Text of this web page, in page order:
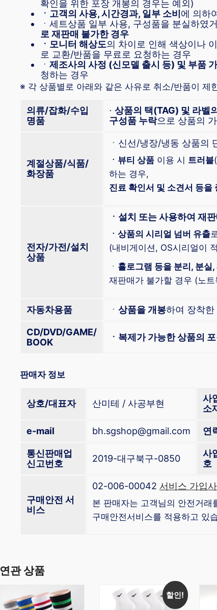
확인을 위한 포장 개봉의 경우는 예외)
ㆍ고객의 사용, 시간경과, 일부 소비에 의하
ㆍ세트상품 일부 사용, 구성품을 분실하였
로 재판매 불가한 경우
ㆍ모니터 해상도의 차이로 인해 색상이나
로 교환/반품을 무료로 요청하는 경우
ㆍ 제조사의 사정 (신모델 출시 등) 및 부품
청하는 경우
※ 각 상품별로 아래와 같은 사유로 취소/반품이 제
의류/잡화/수입
명품
⋅ 상품의 택(TAG) 및 라벨
구성품 누락으로 상품의
계절상품/식품/
화장품
ㆍ신선/냉장/냉동 상품의
ㆍ뷰티 상품 이용 시 트러블
하는 경우,
진료 확인서 및 소견서 등을
전자/가전/설치
상품
ㆍ설치 또는 사용하여 재
ㆍ상품의 시리얼 넘버 유출
(내비게이션, OS시리얼이
ㆍ 홀로그램 등을 분리, 분실,
재판매가 불가할 경우 (노
자동차용품 ㆍ 상품을 개봉하여 장착한
CD/DVD/GAME/
BOOK
ㆍ복제가 가능한 상품의
판매자 정보
상호/대표자 산미테 / 사공부현
사
소
e-mail bh.sgshop@gmail.com 연
통신판매업
신고번호
2019-대구북구-0850
사
호
구매안전 서
비스
02-006-00042 서비스 가입
본 판매자는 고객님의 안전거래
구매안전서비스를 적용하고 있
연관 상품
할인!